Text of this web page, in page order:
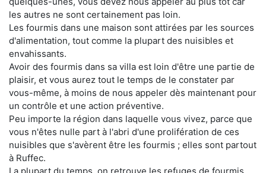
les autres ne sont certainement pas loin.
Les fourmis dans une maison sont attirées par les sources
d'alimentation, tout comme la plupart des nuisibles et
envahissants.
Avoir des fourmis dans sa villa est loin d'être une partie de
plaisir, et vous aurez tout le temps de le constater par
vous-même, à moins de nous appeler dès maintenant pour
un contrôle et une action préventive.
Peu importe la région dans laquelle vous vivez, parce que
vous n'êtes nulle part à l'abri d'une prolifération de ces
nuisibles que s'avèrent être les fourmis ; elles sont partout
à Ruffec.